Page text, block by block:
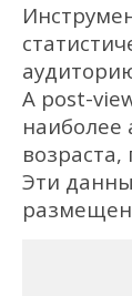
А post-
наиболее
Эти